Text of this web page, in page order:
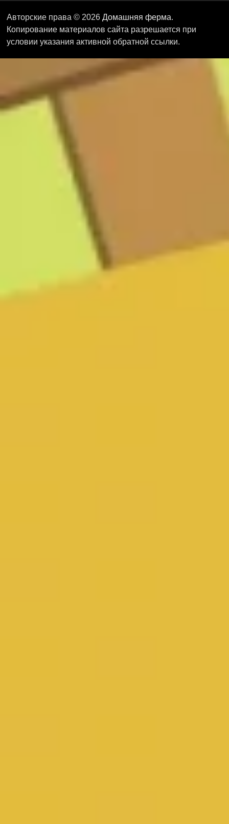
Авторские права © 2026 Домашняя ферма.
Копирование материалов сайта разрешается при
условии указания активной обратной ссылки.